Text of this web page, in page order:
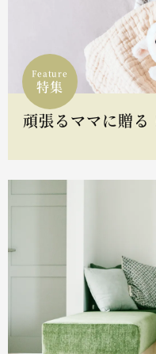
Feature
特集
頑張るママに贈